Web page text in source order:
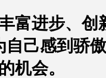
富进步、创
自己感到骄
机会。